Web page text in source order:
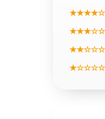
★★★★☆
★★★☆☆
★★☆☆☆
★☆☆☆☆